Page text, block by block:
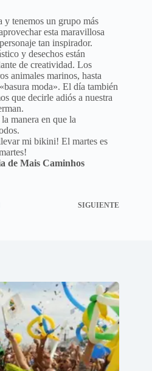
y tenemos un grupo más
esta maravillosa
tan inspirador.
y desechos están
de creatividad. Los
animales marinos, hasta
moda». El día también
que decirle adiós a nuestra
manera en que la
mi bikini! El martes es
de Mais Caminhos
SIGUIENTE